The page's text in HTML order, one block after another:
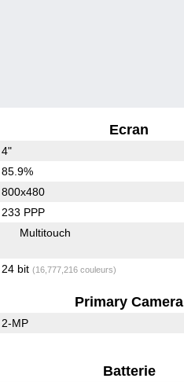
Ecran
4"
85.9%
800x480
233 PPP
Multitouch
24 bit (16,777,216 couleurs)
Primary Camera
2-MP
Batterie